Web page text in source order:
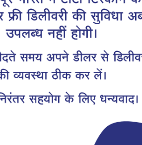
Tata Tiscon GFX
Ultima
Tata Tiscon 550SD are
highly accurate and
possess uniform ridges,